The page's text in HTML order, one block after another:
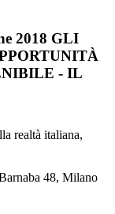
2018 GLI
- IL
realtà italiana,
48, Milano